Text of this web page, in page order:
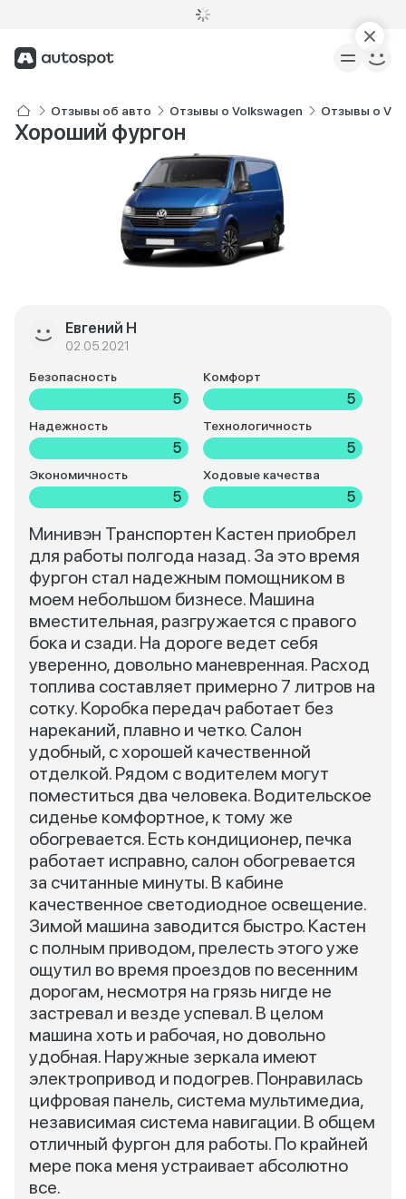
Отзывы об авто Отзывы о Volkswagen Отзывы о
Хороший фургон
Евгений Н
02.05.2021
Безопасность
5
Комфорт
5
Надежность
5
Технологичность
5
Экономичность
5
Ходовые качества
5
Минивэн Транспортен Кастен приобрел
для работы полгода назад. За это время
фургон стал надежным помощником в
моем небольшом бизнесе. Машина
вместительная, разгружается с правого
бока и сзади. На дороге ведет себя
уверенно, довольно маневренная. Расход
топлива составляет примерно 7 литров на
сотку. Коробка передач работает без
нареканий, плавно и четко. Салон
удобный, с хорошей качественной
отделкой. Рядом с водителем могут
поместиться два человека. Водительское
сиденье комфортное, к тому же
обогревается. Есть кондиционер, печка
работает исправно, салон обогревается
за считанные минуты. В кабине
качественное светодиодное освещение.
Зимой машина заводится быстро. Кастен
с полным приводом, прелесть этого уже
ощутил во время проездов по весенним
дорогам, несмотря на грязь нигде не
застревал и везде успевал. В целом
машина хоть и рабочая, но довольно
удобная. Наружные зеркала имеют
электропривод и подогрев. Понравилась
цифровая панель, система мультимедиа,
независимая система навигации. В общем
отличный фургон для работы. По крайней
мере пока меня устраивает абсолютно
все.